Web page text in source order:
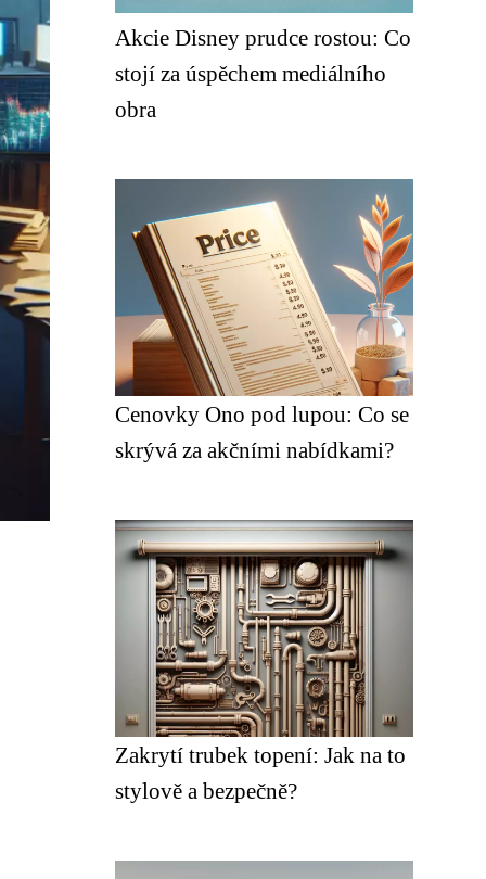
Akcie Disney prudce rostou: Co
stojí za úspěchem mediálního
obra
Cenovky Ono pod lupou: Co se
skrývá za akčními nabídkami?
Zakrytí trubek topení: Jak na to
stylově a bezpečně?